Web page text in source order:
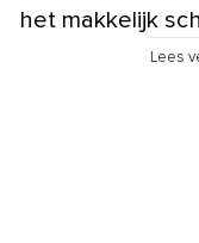
het makkelijk
Lees